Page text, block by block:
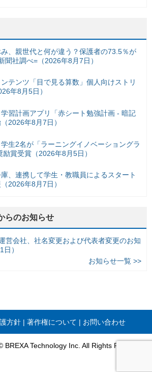
、親世代と何が違う？保護者の73.5％が
聞社調べ=（2026年8月7日）
テンツ「目で見る算数」個人向けストリ
年8月5日）
習計画アプリ「赤シート勉強計画 - 暗記
2026年8月7日）
生2名が「ラーニングイノベーショングラ
賞受賞（2026年8月5日）
、連携して学生・教職員によるスタート
2026年8月7日）
らのお知らせ
営会社、社名変更および代表者変更のお知
）
お知らせ一覧 >>
方針 著作権について お問い合わせ
BREXA Technology Inc. All Rights Reserved.